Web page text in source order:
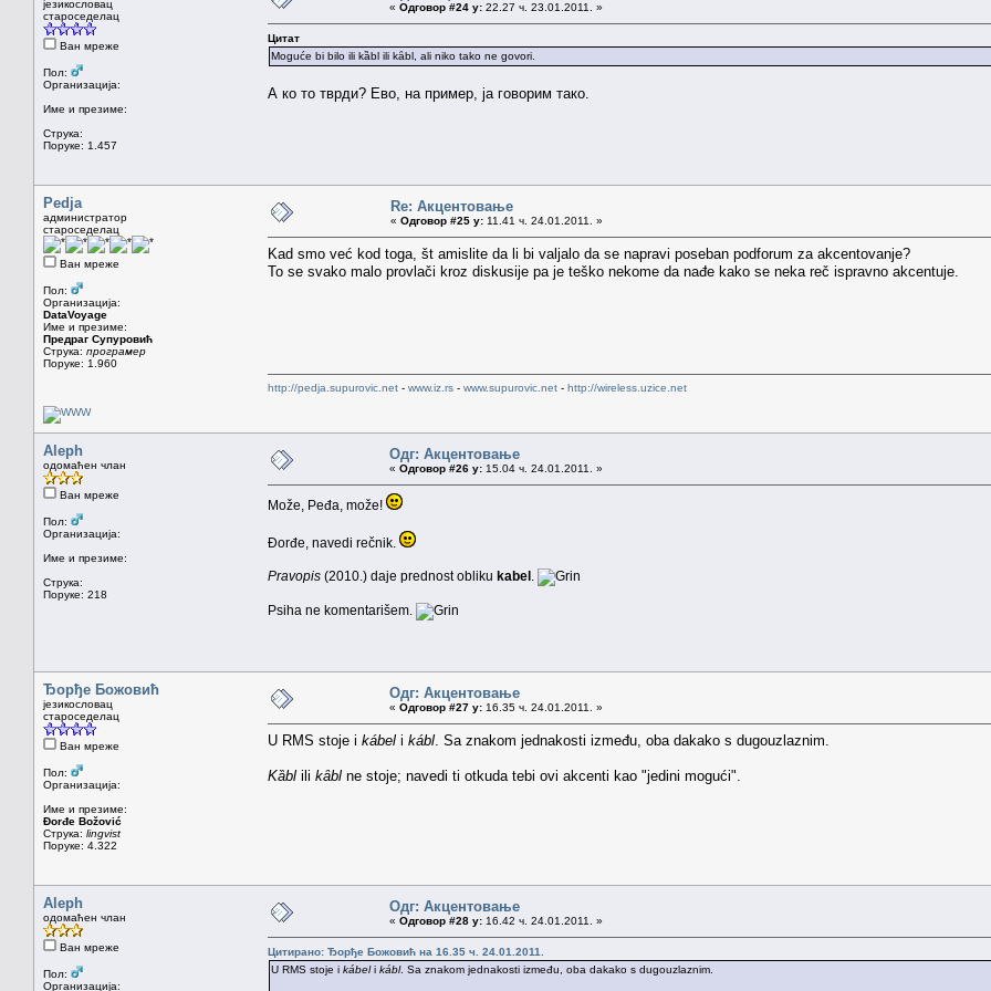
језикословац
староседелац
Ван мреже
Пол:
Организација:
Име и презиме:
Струка:
Поруке: 1.457
« Одговор #24 у: 22.27 ч. 23.01.2011. »
Цитат
Moguće bi bilo ili kȁbl ili kȃbl, ali niko tako ne govori.
А ко то тврди? Ево, на пример, ја говорим тако.
Pedja
администратор
староседелац
Ван мреже
Пол:
Организација:
DataVoyage
Име и презиме:
Предраг Супуровић
Струка: програмер
Поруке: 1.960
Re: Акцентовање
« Одговор #25 у: 11.41 ч. 24.01.2011. »
Kad smo već kod toga, št amislite da li bi valjalo da se napravi poseban podforum za akcentovanje?
To se svako malo provlači kroz diskusije pa je teško nekome da nađe kako se neka reč ispravno akcentuje.
http://pedja.supurovic.net - www.iz.rs - www.supurovic.net - http://wireless.uzice.net
Aleph
одомаћен члан
Ван мреже
Пол:
Организација:
Име и презиме:
Струка:
Поруке: 218
Одг: Акцентовање
« Одговор #26 у: 15.04 ч. 24.01.2011. »
Može, Peđa, može!
Đorđe, navedi rečnik.
Pravopis (2010.) daje prednost obliku kabel
Psiha ne komentarišem.
Ђорђе Божовић
језикословац
староседелац
Ван мреже
Пол:
Организација:
Име и презиме:
Đorđe Božović
Струка: lingvist
Поруке: 4.322
Одг: Акцентовање
« Одговор #27 у: 16.35 ч. 24.01.2011. »
U RMS stoje i kábel i kábl . Sa znakom jednakosti između, oba dakako s dugouzlaznim.
Kȁbl ili kȃbl ne stoje; navedi ti otkuda tebi ovi akcenti kao "jedini mogući".
Aleph
одомаћен члан
Ван мреже
Пол:
Организација:
Одг: Акцентовање
« Одговор #28 у: 16.42 ч. 24.01.2011. »
Цитирано: Ђорђе Божовић на 16.35 ч. 24.01.2011.
U RMS stoje i kábeli kábl. Sa znakom jednakosti između, oba dakako s dugouzlaznim.